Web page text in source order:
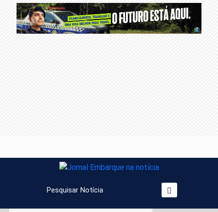
Pesquisar Notícia